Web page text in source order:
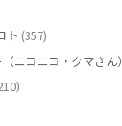
ト (357)
ニコニコ・クマさん）